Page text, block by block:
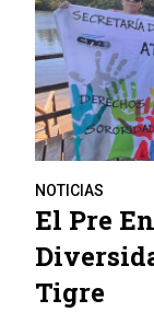
NOTICIAS
El Pre
Tigre